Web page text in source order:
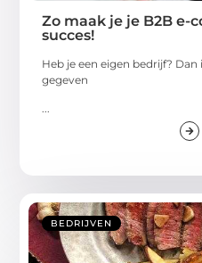
Zo maak je je B2B e-
succes!
Heb je een eigen bedrijf?
gegeven
...
BEDRIJVEN